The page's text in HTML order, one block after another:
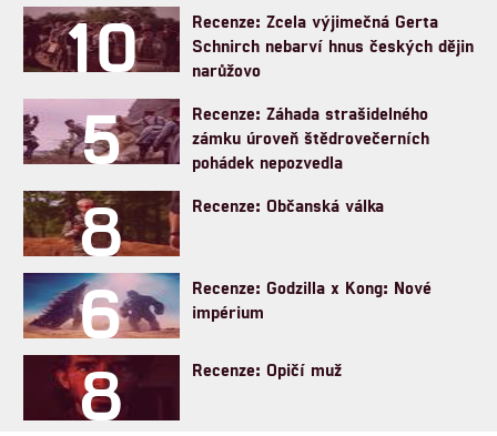
10
Recenze: Zcela výjimečná Gerta
Schnirch nebarví hnus českých dějin
narůžovo
5
Recenze: Záhada strašidelného
zámku úroveň štědrovečerních
pohádek nepozvedla
8 Recenze: Občanská válka
6
Recenze: Godzilla x Kong: Nové
impérium
8 Recenze: Opičí muž